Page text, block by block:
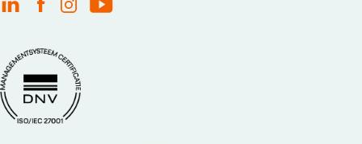
FME Linkedin
FME Facebook
FME Instagram
FME Youtube